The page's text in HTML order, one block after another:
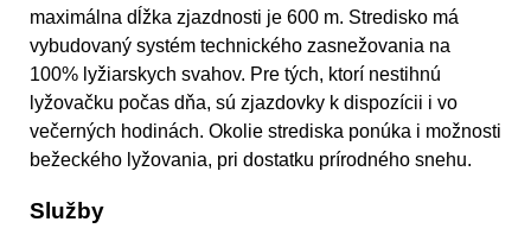
maximálna dĺžka zjazdnosti je 600 m. Stredisko má
vybudovaný systém technického zasnežovania na
100% lyžiarskych svahov. Pre tých, ktorí nestihnú
lyžovačku počas dňa, sú zjazdovky k dispozícii i vo
večerných hodinách. Okolie strediska ponúka i možnosti
bežeckého lyžovania, pri dostatku prírodného snehu.
Služby